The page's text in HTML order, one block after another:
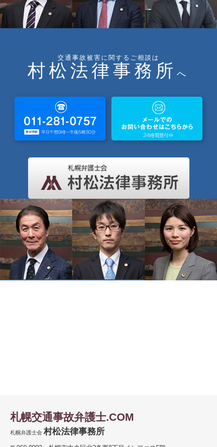
交通事故被害に関するご相談は
村松法律事務所 へ
札幌交通事故弁護士.COM
札幌弁護士会村松法律事務所